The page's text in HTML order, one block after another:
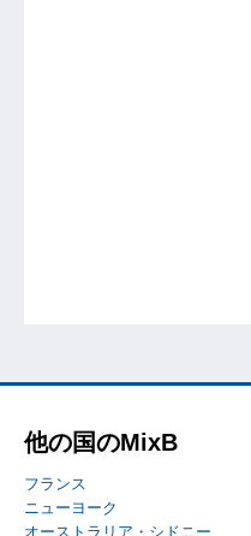
他の国のMixB
フランス
ニューヨーク
オーストラリア・シドニー